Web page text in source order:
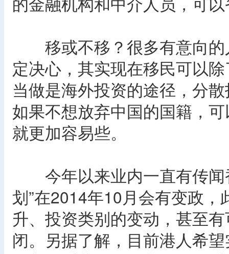
移或不移？很多有意向的
定决心，其实现在移民可以
当做是海外投资的途径，分
如果不想放弃中国的国籍，
就更加容易些。
今年以来业内一直有传闻
划”在2014年10月会有变政
升、投资类别的变动，甚至
闭。另据了解，目前港人希